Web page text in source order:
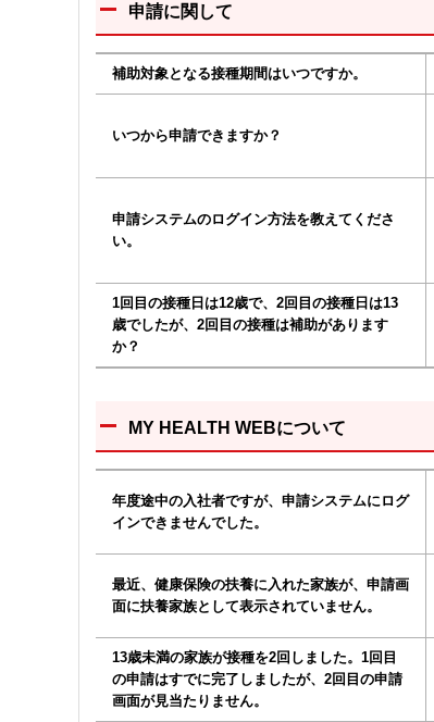
申請に関して
補助対象となる接種期間はいつですか。
いつから申請できますか？
申請システムのログイン方法を教えてくださ
い。
1回目の接種日は12歳で、2回目の接種日は13
歳でしたが、2回目の接種は補助があります
か？
MY HEALTH WEBについて
年度途中の入社者ですが、申請システムにログ
インできませんでした。
最近、健康保険の扶養に入れた家族が、申請画
面に扶養家族として表示されていません。
13歳未満の家族が接種を2回しました。1回目
の申請はすでに完了しましたが、2回目の申請
画面が見当たりません。